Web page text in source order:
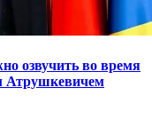
озвучить во время
Атрушкевичем